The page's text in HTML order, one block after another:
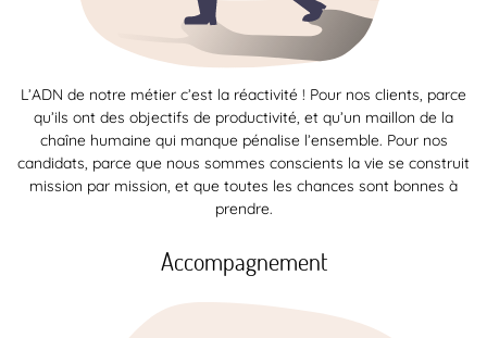
L’ADN de notre métier c’est la réactivité ! Pour nos clients, parce
qu’ils ont des objectifs de productivité, et qu’un maillon de la
chaîne humaine qui manque pénalise l’ensemble. Pour nos
candidats, parce que nous sommes conscients la vie se construit
mission par mission, et que toutes les chances sont bonnes à
prendre.
Accompagnement